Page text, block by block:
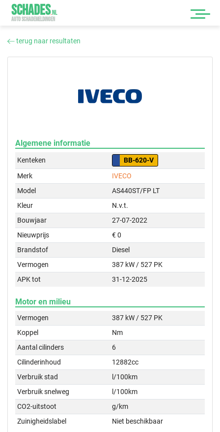
SCHADES.NL
AUTO SCHADEMELDINGEN
terug naar resultaten
Algemene informatie
Kenteken
BB-620-V
Merk
IVECO
Model
AS440ST/FP LT
Kleur
N.v.t.
Bouwjaar
27-07-2022
Nieuwprijs
€ 0
Brandstof
Diesel
Vermogen
387 kW / 527 PK
APK tot
31-12-2025
Motor en milieu
Vermogen
387 kW / 527 PK
Koppel
Nm
Aantal cilinders
6
Cilinderinhoud
12882cc
Verbruik stad
l/100km
Verbruik snelweg
l/100km
CO2-uitstoot
g/km
Zuinigheidslabel
Niet beschikbaar